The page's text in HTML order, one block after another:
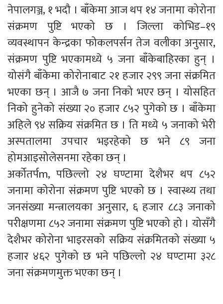
नेपालगञ्ज, १ भदौ । बाँकेमा आज थप १४ जनामा कोरोना
संक्रमण पुष्टि भएको छ । जिल्ला कोभिड–१९
व्यवस्थापन केन्द्रका फोकलपर्सन तेज वलीका अनुसार,
संक्रमण पुष्टि भएकामध्ये ५ जना बाँकेबाहिरका हुन् ।
योसंगै बाँकेमा कोरोनाबाट २१ हजार २९९ जना संक्रमित
भएका छन् । आजै ७ जना निको भएर छन् । योसहित
निको हुनेको संख्या २० हजार ८५२ पुगेको छ । बाँकेमा
अहिले ९४ सक्रिय संक्रमित छ । ति मध्ये ५ जनाको भेरी
अस्पतालमा उपचार भइरहेको छ भने ८९ जना
होमआइसोलेसनमा रहेका छन् ।
अर्कोतर्पm, पछिल्लो २४ घण्टामा देशैभर थप ८५२
जनामा कोरोना संक्रमण पुष्टि भएको छ । स्वास्थ्य तथा
जनसंख्या मन्त्रालयका अनुसार, ६ हजार ८८३ जनाको
परीक्षणमा ८५२ जनामा संक्रमण पुष्टि भएको हो । योसँगै
देशैभर कोरोना भाइरसको सक्रिय संक्रमितको संख्या ५
हजार ४६२ पुगेको छ भने पछिल्लो २४ घण्टामा ३२८
जना संक्रमणमुक्त भएका छन् ।